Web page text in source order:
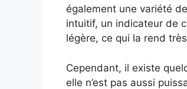
également une variété
intuitif, un indicateur de
légère, ce qui la rend
Cependant, il existe
elle n’est pas aussi